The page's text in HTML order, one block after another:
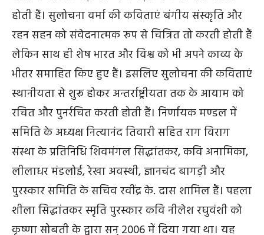
होती हैं। सुलोचना वर्मा की कविताएं बंगीय संस्कृति और
रहन सहन को संवेदनात्मक रूप से चित्रित तो करती होती हैं
लेकिन साथ ही शेष भारत और विश्व को भी अपने काव्य के
भीतर समाहित किए हुए हैं। इसलिए सुलोचना की कविताएं
स्थानीयता से शुरू होकर अन्तर्राष्ट्रीयता तक के आयाम को
रचित और पुनर्रचित करती होती हैं। निर्णायक मण्डल में
समिति के अध्यक्ष नित्यानंद तिवारी सहित राग विराग
संस्था के प्रतिनिधि शिवमंगल सिद्धांतकर, कवि अनामिका,
लीलाधर मंडलोई, रेखा अवस्थी, ज्ञानचंद बागड़ी और
पुरस्कार समिति के सचिव रवींद्र के. दास शामिल हैं। पहला
शीला सिद्धांतकर स्मृति पुरस्कार कवि नीलेश रघुवंशी को
कृष्णा सोबती के द्वारा सन् 2006 में दिया गया था। यह